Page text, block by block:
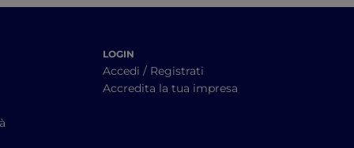
LOGIN
Accedi / Registrati
Accredita la tua impresa